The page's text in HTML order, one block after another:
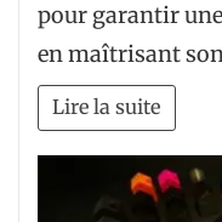
pour garantir
en maîtrisant
Lire la suite